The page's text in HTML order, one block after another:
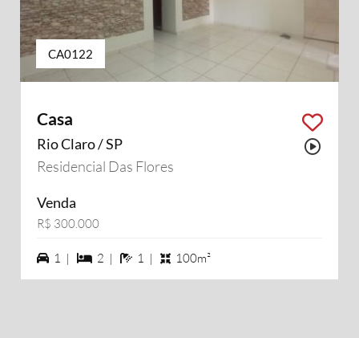
CA0122
Casa
Rio Claro / SP
Residencial Das Flores
Venda
R$ 300.000
1 vagas na garagem
1 | 2 dormiórios
2 | 1 banheiros
1 | 100m²